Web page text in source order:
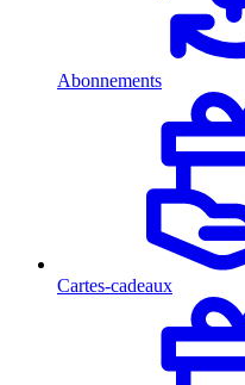
Abonnements
Cartes-cadeaux